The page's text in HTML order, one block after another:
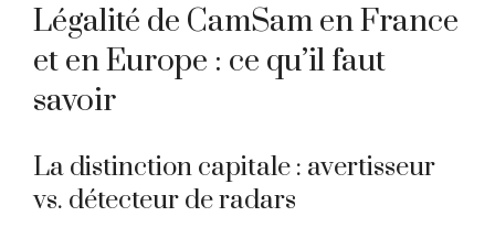
Légalité de CamSam en France
et en Europe : ce qu’il faut
savoir
La distinction capitale : avertisseur
vs. détecteur de radars